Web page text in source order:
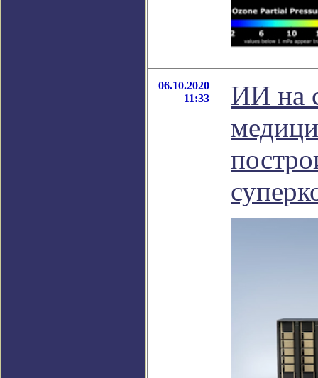
06.10.2020
11:33
ИИ на